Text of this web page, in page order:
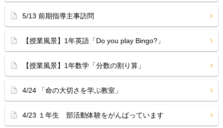
5/13 前期指導主事訪問
【授業風景】1年英語「Do you play Bingo?」
【授業風景】1年数学「分数の割り算」
4/24 「命の大切さを学ぶ教室」
4/23 １年生 部活動体験をがんばっています